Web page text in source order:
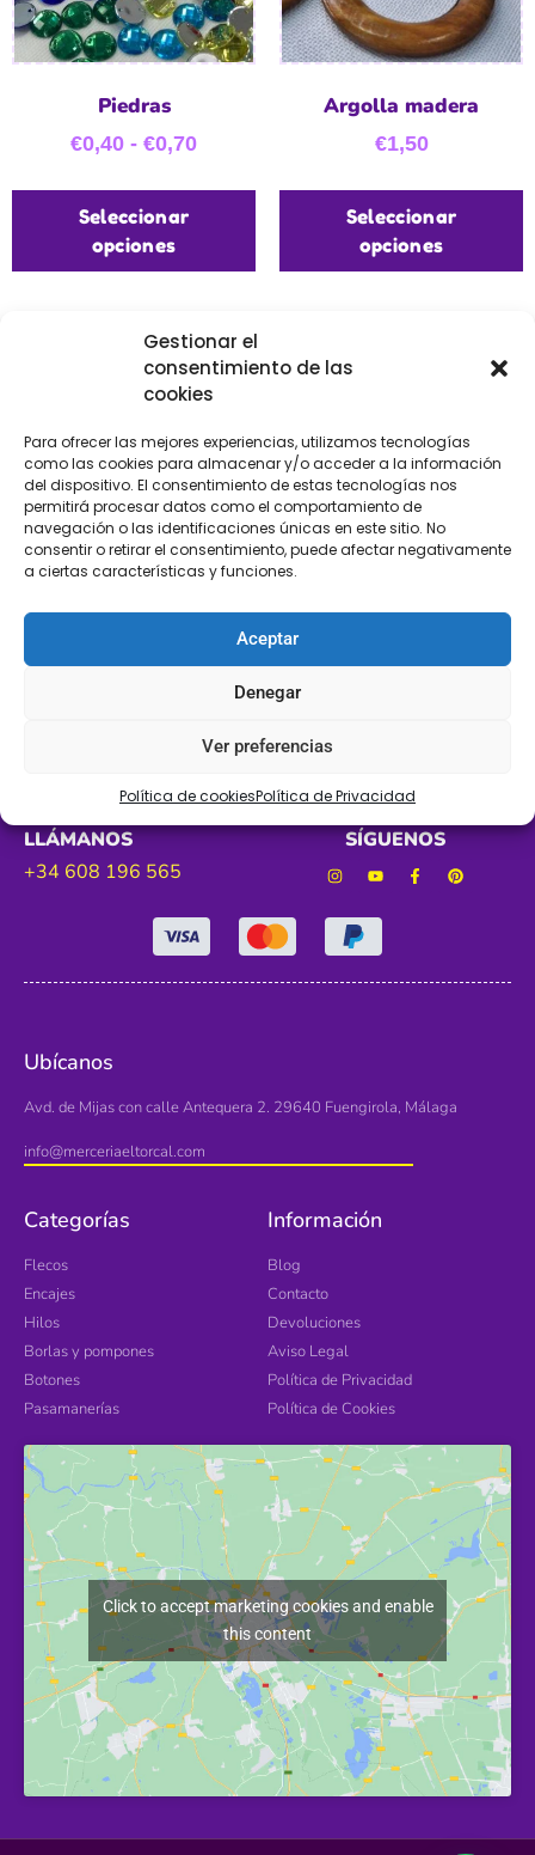
Gestionar el
consentimiento de las
cookies
Para ofrecer las mejores experiencias, utilizamos tecnologías
como las cookies para almacenar y/o acceder a la información
del dispositivo. El consentimiento de estas tecnologías nos
permitirá procesar datos como el comportamiento de
navegación o las identificaciones únicas en este sitio. No
consentir o retirar el consentimiento, puede afectar negativamente
a ciertas características y funciones.
Aceptar
Denegar
Ver preferencias
Política de cookiesPolítica de Privacidad
Piedras
€0,40 - €0,70
Seleccionar
opciones
Argolla madera
€1,50
Seleccionar
opciones
LLÁMANOS
+34 608 196 565
SÍGUENOS
Ubícanos
Avd. de Mijas con calle Antequera 2. 29640 Fuengirola, Málaga
info@merceriaeltorcal.com
Categorías
Flecos
Encajes
Hilos
Borlas y pompones
Botones
Pasamanerías
Información
Blog
Contacto
Devoluciones
Aviso Legal
Política de Privacidad
Política de Cookies
Click to accept marketing cookies and enable
this content